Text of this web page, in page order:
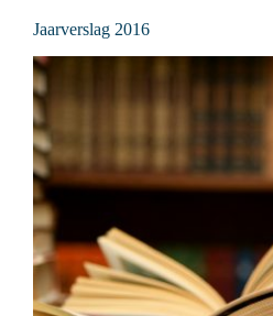
Jaarverslag 2016